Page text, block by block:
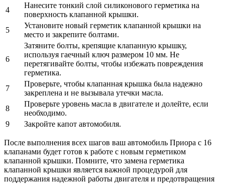
4
Нанесите тонкий слой силиконового герметика на
поверхность клапанной крышки.
5
Установите новый герметик клапанной крышки на
место и закрепите болтами.
6
Затяните болты, крепящие клапанную крышку,
используя гаечный ключ размером 10 мм. Не
перетягивайте болты, чтобы избежать повреждения
герметика.
7
Проверьте, чтобы клапанная крышка была надежно
закреплена и не вызывала утечки масла.
8
Проверьте уровень масла в двигателе и долейте, если
необходимо.
9
Закройте капот автомобиля.
После выполнения всех шагов ваш автомобиль Приора с 16
клапанами будет готов к работе с новым герметиком
клапанной крышки. Помните, что замена герметика
клапанной крышки является важной процедурой для
поддержания надежной работы двигателя и предотвращения